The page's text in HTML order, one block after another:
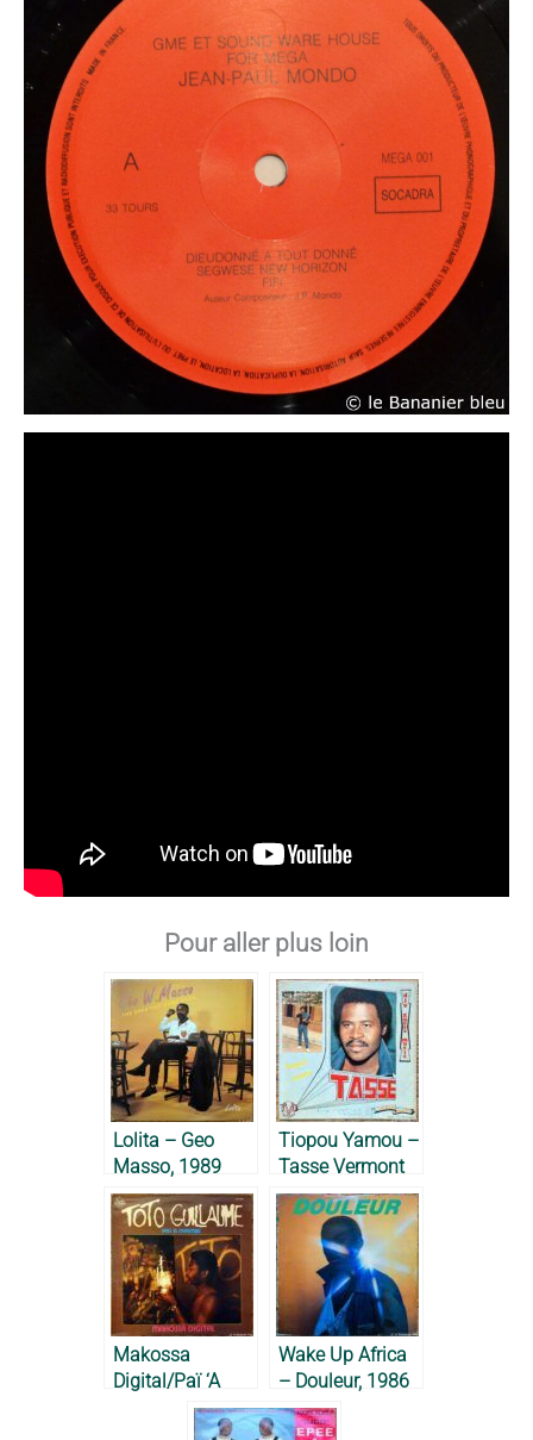
Pour aller plus loin
Lolita – Geo
Masso, 1989
Tiopou Yamou –
Tasse Vermont
Du Clair, 1984
Makossa
Digital/Paï ‘A
Nyambe – Toto
Guillaume, 1983
Wake Up Africa
– Douleur, 1986